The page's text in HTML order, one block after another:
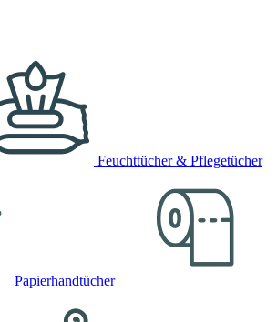
Feuchttücher & Pflegetücher
Papierhandtücher